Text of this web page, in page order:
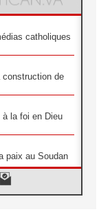
catholiques
construction de
la foi en Dieu
paix au Soudan
SCEAM sur